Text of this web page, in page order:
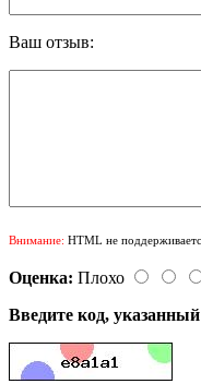
Ваш отзыв:
Внимание: HTML не
Оценка: Плохо
Введите код,